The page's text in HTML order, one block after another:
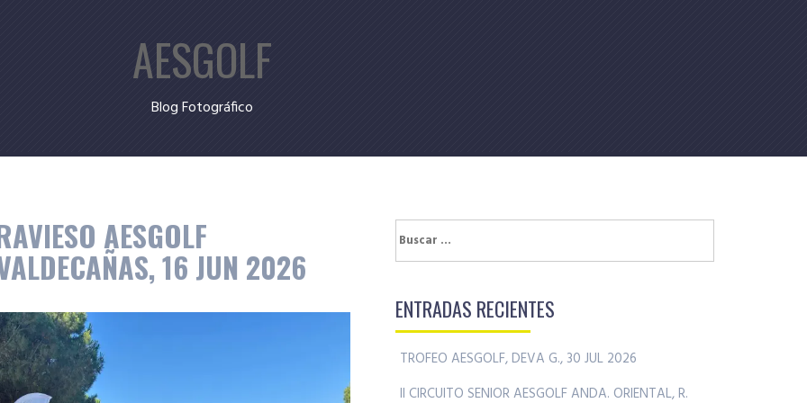
AESGOLF
Blog Fotográfico
AESGOLF
16 JUN 2026
Buscar:
ENTRADAS RECIENTES
TROFEO AESGOLF, DEVA G., 30 JUL 2026
II CIRCUITO SENIOR AESGOLF ANDA. ORIENTAL, R.